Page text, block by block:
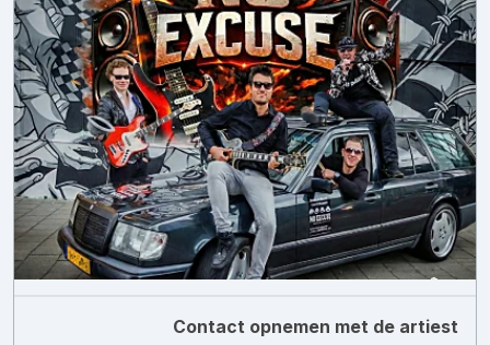
Contact opnemen met de artiest